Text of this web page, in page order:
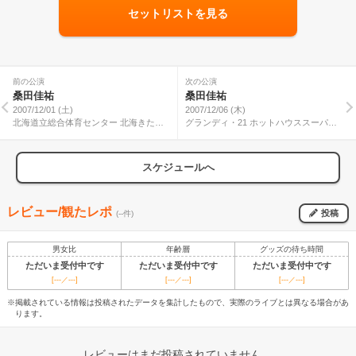
セットリストを見る
前の公演
桑田佳祐
2007/12/01 (土)
北海道立総合体育センター 北海きたえ
次の公演
桑田佳祐
2007/12/06 (木)
グランディ・21 ホットハウススーパー
スケジュールへ
レビュー/観たレポ (--件) 投稿
男女比 年齢層 グッズの待ち時間
ただいま受付中です ただいま受付中です ただいま受付中です
[---／---] [---／---] [---／---]
※掲載されている情報は投稿されたデータを集計したもので、実際のライブとは異なる場合があ
ります。